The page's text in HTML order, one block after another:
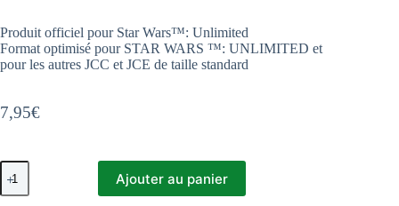
7,95€
Produit officiel pour Star Wars™: Unlimited
Format optimisé pour STAR WARS ™: UNLIMITED et
pour les autres JCC et JCE de taille standard
quantité
de
Star
Ajouter au panier